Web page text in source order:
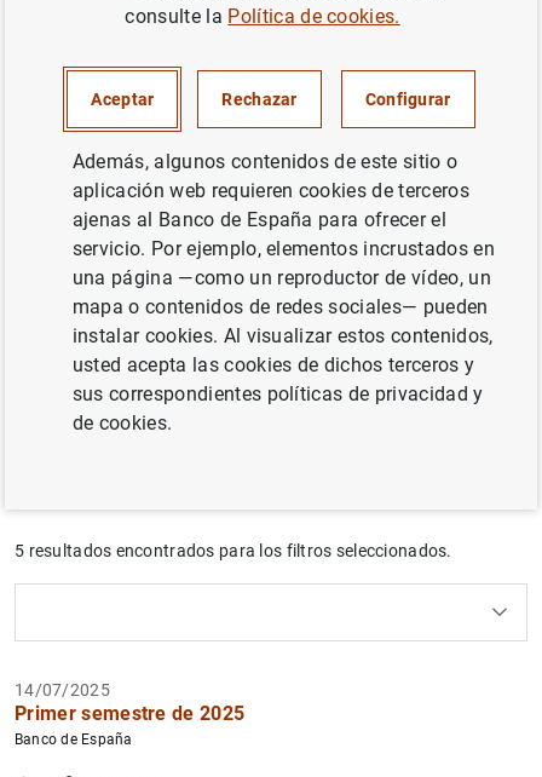
financiera de los hogares y las
empresas
El Informe de la situación financiera de los hogares y las
empresas es una publicación semestral del Banco de
España que revisa la evolución reciente de las
condiciones de financiación, los flujos financieros y la
situación económica y patrimonial de los hogares y de
las sociedades no financieras en España.
Uso del calendario: utiliza los cursores para
Uso del calendario: utiliza los cursores para
Filtrar
5 resultados encontrados para los filtros seleccionados.
14/07/2025
Primer semestre de 2025
Banco de España
consulte la Política de cookies.
Aceptar Rechazar Configurar
Además, algunos contenidos de este sitio o
aplicación web requieren cookies de terceros
ajenas al Banco de España para ofrecer el
servicio. Por ejemplo, elementos incrustados en
una página —como un reproductor de vídeo, un
mapa o contenidos de redes sociales— pueden
instalar cookies. Al visualizar estos contenidos,
usted acepta las cookies de dichos terceros y
sus correspondientes políticas de privacidad y
de cookies.